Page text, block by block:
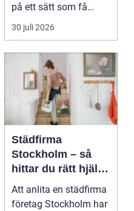
på ett sätt som få
andra köksredskap
gör...
30 juli 2026
Städfirma
Stockholm – så
hittar du rätt hjälp
för hem och
företag
Att anlita en städfirma
företag Stockholm har